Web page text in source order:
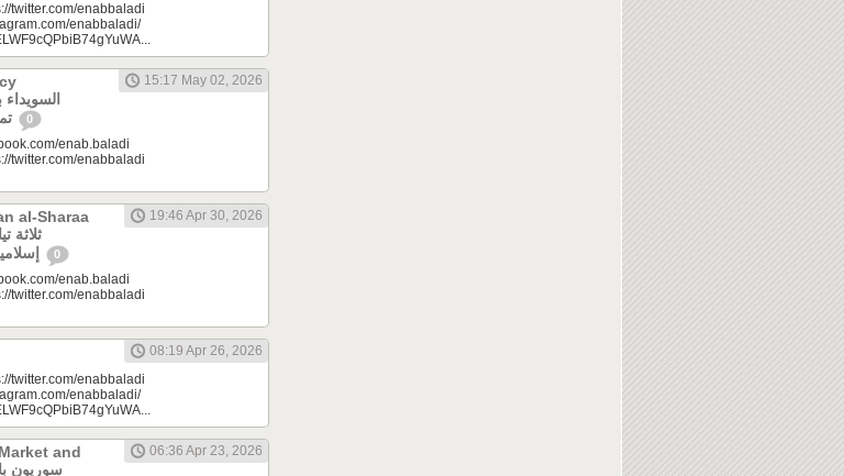
twitter.com/enabbaladi
enabbaladi/
0
15:17 May 02, 2026
enab.baladi
twitter.com/enabbaladi
al-Sharaa
0
19:46 Apr 30, 2026
enab.baladi
twitter.com/enabbaladi
08:19 Apr 26, 2026
twitter.com/enabbaladi
enabbaladi/
and
06:36 Apr 23, 2026